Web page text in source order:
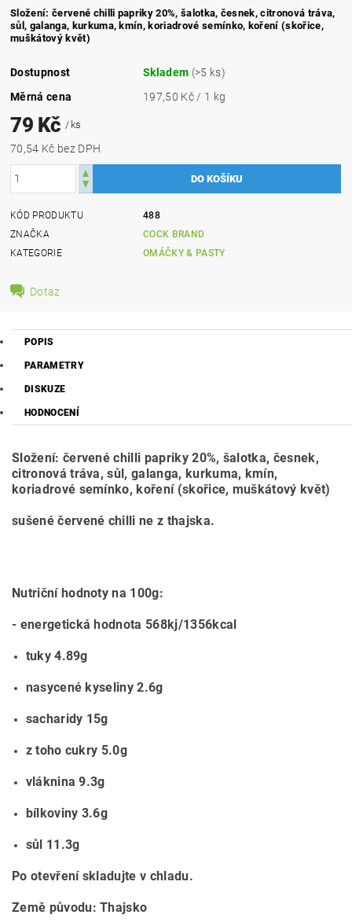
Složení: červené chilli papriky 20%, šalotka, česnek, citronová tráva,
sůl, galanga, kurkuma, kmín, koriadrové semínko, koření (skořice,
muškátový květ)
Dostupnost Skladem (>5 ks)
Měrná cena
197,50 Kč / 1 kg
79 Kč/ ks
70,54 Kč bez DPH
KÓD PRODUKTU
488
ZNAČKA
COCK BRAND
KATEGORIE
OMÁČKY & PASTY
Dotaz
POPIS
PARAMETRY
DISKUZE
HODNOCENÍ
Složení: červené chilli papriky 20%, šalotka, česnek,
citronová tráva, sůl, galanga, kurkuma, kmín,
koriadrové semínko, koření (skořice, muškátový květ)
sušené červené chilli ne z thajska.
Nutriční hodnoty na 100g:
- energetická hodnota 568kj/1356kcal
tuky 4.89g
nasycené kyseliny 2.6g
sacharidy 15g
z toho cukry 5.0g
vláknina 9.3g
bílkoviny 3.6g
sůl 11.3g
Po otevření skladujte v chladu.
Země původu: Thajsko